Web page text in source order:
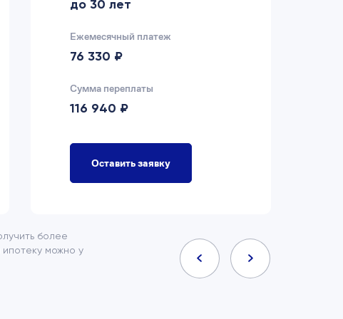
до 30 лет
Ежемесячный платеж
76 330 ₽
Сумма переплаты
116 940 ₽
Оставить заявку
более
можно у